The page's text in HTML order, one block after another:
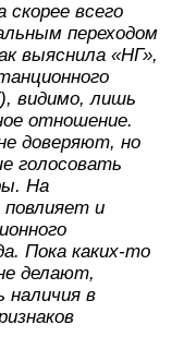
скорее всего
переходом
выяснила «НГ»,
видимо, лишь
отношение.
доверяют, но
голосовать
На
повлияет и
Пока каких-то
делают,
наличия в